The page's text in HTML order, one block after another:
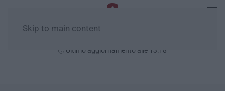
Skip to main content
Ultimo aggiornamento alle 13:18